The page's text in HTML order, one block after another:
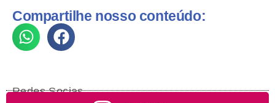
Compartilhe nosso conteúdo:
Redes Socias